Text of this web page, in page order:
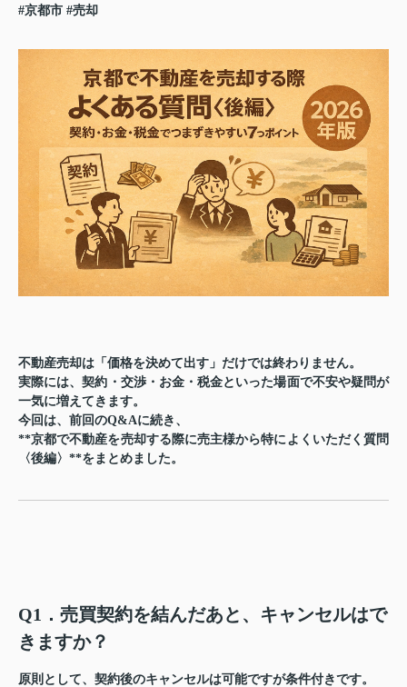
#京都市 #売却
不動産売却は「価格を決めて出す」だけでは終わりません。
実際には、契約・交渉・お金・税金といった場面で不安や疑問が
一気に増えてきます。
今回は、前回のQ&Aに続き、
**京都で不動産を売却する際に売主様から特によくいただく質問
〈後編〉**をまとめました。
Q1．売買契約を結んだあと、キャンセルはで
きますか？
原則として、 契約後のキャンセルは可能ですが条件付きです。